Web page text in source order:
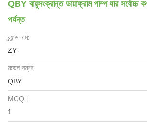
QBY বায়ুসংক্রান্ত ডায়াফ্রাম পাম্প যার সর্বোচ্চ
পর্যন্ত
ব্র্যান্ড নাম:
ZY
মডেল নম্বর:
QBY
MOQ.:
1